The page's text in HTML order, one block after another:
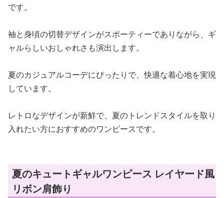
です。
袖と身頃の切替デザインがスポーティーでありながら、ギ
ャルらしいおしゃれさも演出します。
夏のカジュアルコーデにぴったりで、快適な着心地を実現
しています。
レトロなデザインが新鮮で、夏のトレンドスタイルを取り
入れたい方におすすめのワンピースです。
夏のキュートギャルワンピース レイヤード風
リボン肩飾り